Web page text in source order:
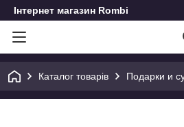
Інтернет магазин Rombi
Каталог товарів Подарки и